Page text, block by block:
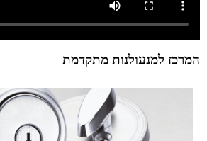
המרכז למנעולנות מתקדמת